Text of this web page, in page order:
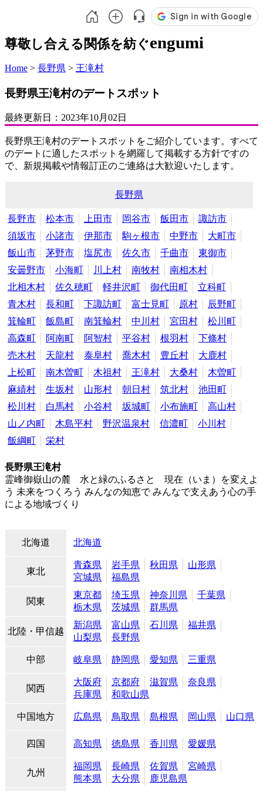
尊敬し合える関係を紡ぐengumi
Home > 長野県 > 王滝村
長野県王滝村のデートスポット
最終更新日： 2023年10月02日
長野県王滝村のデートスポットをご紹介しています。すべて
のデートに適したスポットを網羅して掲載する方針ですの
で、新規掲載や情報訂正のご連絡は大歓迎いたします。
長野県
長野市 松本市 上田市 岡谷市 飯田市
諏訪市
須坂市
小諸市 伊那市 駒ヶ根市 中野市
大町市
飯山市
茅野市 塩尻市 佐久市 千曲市
東御市
安曇野市
小海町 川上村 南牧村
南相木村
北相木村
佐久穂町 軽井沢町 御代田町
立科町
青木村
長和町 下諏訪町 富士見町 原村
辰野町
箕輪町
飯島町 南箕輪村 中川村 宮田村
松川町
高森町
阿南町 阿智村 平谷村 根羽村
下條村
売木村
天龍村 泰阜村 喬木村 豊丘村
大鹿村
上松町
南木曽町 木祖村 王滝村 大桑村
木曽町
麻績村
生坂村 山形村 朝日村 筑北村
池田町
松川村
白馬村 小谷村 坂城町 小布施町
高山村
山ノ内町
木島平村 野沢温泉村 信濃町
小川村
飯綱町
栄村
長野県王滝村
霊峰御嶽山の麓 水と緑のふるさと 現在（いま）を変えよ
う 未来をつくろう みんなの知恵で みんなで支えあう心の手
による地域づくり
北海道 北海道
東北
青森県 岩手県 秋田県
山形県
宮城県
福島県
関東
東京都 埼玉県 神奈川県
千葉県
栃木県
茨城県 群馬県
北陸・甲信越
新潟県 富山県 石川県
福井県
山梨県
長野県
中部 岐阜県 静岡県 愛知県 三重県
関西
大阪府 京都府 滋賀県
奈良県
兵庫県
和歌山県
中国地方 広島県 鳥取県 島根県 岡山県 山口県
四国 高知県 徳島県 香川県 愛媛県
九州
福岡県 長崎県 佐賀県
宮崎県
熊本県
大分県 鹿児島県